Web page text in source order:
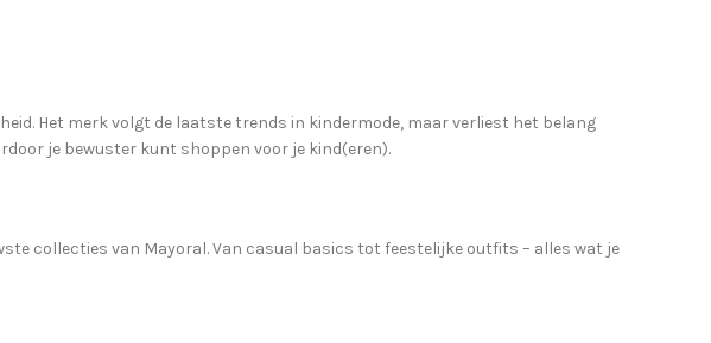
Het merk volgt de laatste trends in kindermode, maar verliest het belang
je bewuster kunt shoppen voor je kind(eren).
collecties van Mayoral. Van casual basics tot feestelijke outfits – alles wat je